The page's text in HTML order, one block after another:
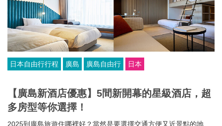
日本自由行行程 廣島 廣島自由行 日本
【廣島新酒店優惠】5間新開幕的星級酒店，超
多房型等你選擇！
2025到廣島旅遊住哪裡好？當然是要選擇交通方便又近景點的地